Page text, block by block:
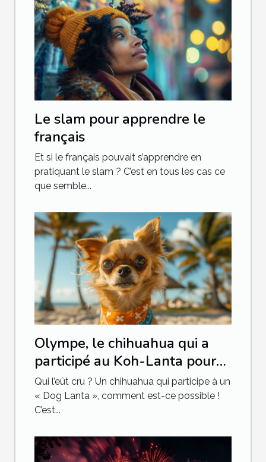
Le slam pour apprendre le
français
Et si le français pouvait s’apprendre en
pratiquant le slam ? C’est en tous les cas ce
que semble...
Olympe, le chihuahua qui a
participé au Koh-Lanta pour
chien
Qui l’eût cru ? Un chihuahua qui participe à un
« Dog Lanta », comment est-ce possible !
C’est...